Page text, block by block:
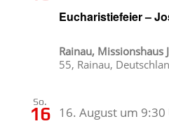
Eucharistiefeier –
Rainau, Missionshaus
55, Rainau,
So.
16 16. August um 9:30